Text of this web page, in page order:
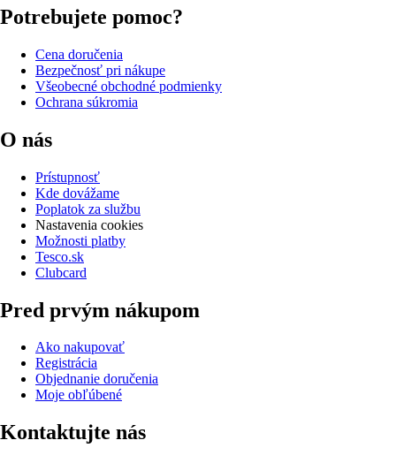
Potrebujete pomoc?
Cena doručenia
Bezpečnosť pri nákupe
Všeobecné obchodné podmienky
Ochrana súkromia
O nás
Prístupnosť
Kde dovážame
Poplatok za službu
Nastavenia cookies
Možnosti platby
Tesco.sk
Clubcard
Pred prvým nákupom
Ako nakupovať
Registrácia
Objednanie doručenia
Moje obľúbené
Kontaktujte nás